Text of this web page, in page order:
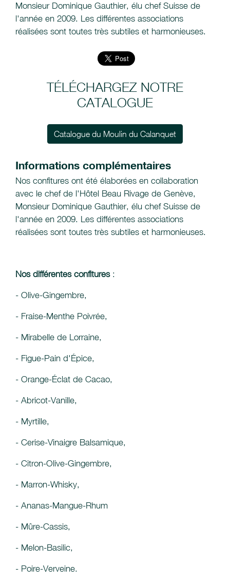
Monsieur Dominique Gauthier, élu chef Suisse de
l'année en 2009. Les différentes associations
réalisées sont toutes très subtiles et harmonieuses.
TÉLÉCHARGEZ NOTRE
CATALOGUE
Catalogue du Moulin du Calanquet
Informations complémentaires
Nos confitures ont été élaborées en collaboration
avec le chef de l'Hôtel Beau Rivage de Genève,
Monsieur Dominique Gauthier, élu chef Suisse de
l'année en 2009. Les différentes associations
réalisées sont toutes très subtiles et harmonieuses.
Nos différentes confitures :
- Olive-Gingembre,
- Fraise-Menthe Poivrée,
- Mirabelle de Lorraine,
- Figue-Pain d'Épice,
- Orange-Éclat de Cacao,
- Abricot-Vanille,
- Myrtille,
- Cerise-Vinaigre Balsamique,
- Citron-Olive-Gingembre,
- Marron-Whisky,
- Ananas-Mangue-Rhum
- Mûre-Cassis,
- Melon-Basilic,
- Poire-Verveine.